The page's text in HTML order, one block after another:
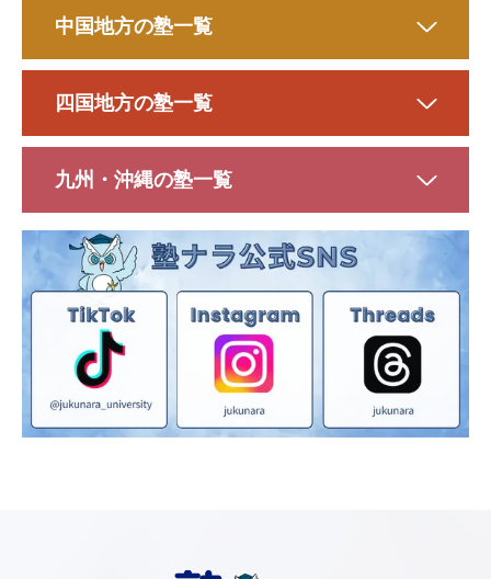
中国地方の塾一覧
四国地方の塾一覧
九州・沖縄の塾一覧